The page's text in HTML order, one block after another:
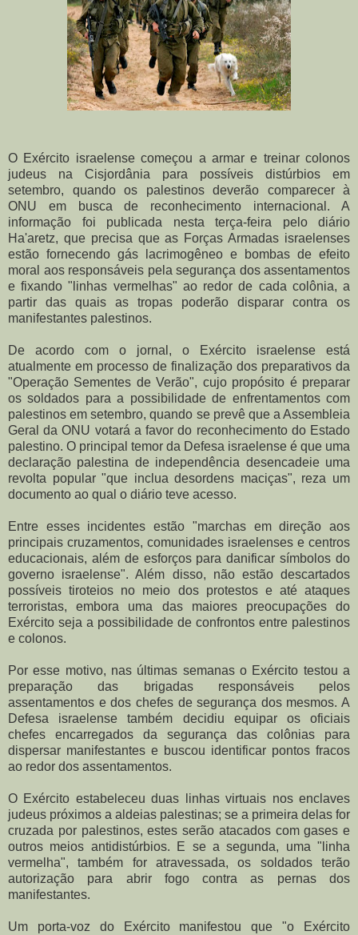
O Exército israelense começou a armar e treinar colonos
judeus na Cisjordânia para possíveis distúrbios em
setembro, quando os palestinos deverão comparecer à
ONU em busca de reconhecimento internacional. A
informação foi publicada nesta terça-feira pelo diário
Ha'aretz, que precisa que as Forças Armadas israelenses
estão fornecendo gás lacrimogêneo e bombas de efeito
moral aos responsáveis pela segurança dos assentamentos
e fixando "linhas vermelhas" ao redor de cada colônia, a
partir das quais as tropas poderão disparar contra os
manifestantes palestinos.
De acordo com o jornal, o Exército israelense está
atualmente em processo de finalização dos preparativos da
"Operação Sementes de Verão", cujo propósito é preparar
os soldados para a possibilidade de enfrentamentos com
palestinos em setembro, quando se prevê que a Assembleia
Geral da ONU votará a favor do reconhecimento do Estado
palestino. O principal temor da Defesa israelense é que uma
declaração palestina de independência desencadeie uma
revolta popular "que inclua desordens maciças", reza um
documento ao qual o diário teve acesso.
Entre esses incidentes estão "marchas em direção aos
principais cruzamentos, comunidades israelenses e centros
educacionais, além de esforços para danificar símbolos do
governo israelense". Além disso, não estão descartados
possíveis tiroteios no meio dos protestos e até ataques
terroristas, embora uma das maiores preocupações do
Exército seja a possibilidade de confrontos entre palestinos
e colonos.
Por esse motivo, nas últimas semanas o Exército testou a
preparação das brigadas responsáveis pelos
assentamentos e dos chefes de segurança dos mesmos. A
Defesa israelense também decidiu equipar os oficiais
chefes encarregados da segurança das colônias para
dispersar manifestantes e buscou identificar pontos fracos
ao redor dos assentamentos.
O Exército estabeleceu duas linhas virtuais nos enclaves
judeus próximos a aldeias palestinas; se a primeira delas for
cruzada por palestinos, estes serão atacados com gases e
outros meios antidistúrbios. E se a segunda, uma "linha
vermelha", também for atravessada, os soldados terão
autorização para abrir fogo contra as pernas dos
manifestantes.
Um porta-voz do Exército manifestou que "o Exército